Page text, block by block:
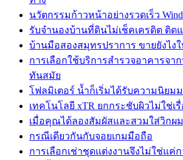
นวัตกรรมก้าวหน้าอย่างรวดเร็ว
รับจำนองบ้านที่ดินไม่เช็คเครดิต ติด
บ้านมือสองสมุทรปราการ ขายยังไง
การเลือกใช้บริการสำรวจอาคารจา
ทันสมัย
โฟลมิเตอร์ น้ำก็เริ่มได้รับความนิยม
เทคโนโลยี xTR ยกกระชับผิวไม่ใช่เรื่
เมื่อคุณได้ลองสัมผัสและสวมใส่วิกผ
กรณีเดียวกันกับจอยเกมมือถือ
การเลือกเช่าชุดแต่งงานจึงไม่ใช่แค่